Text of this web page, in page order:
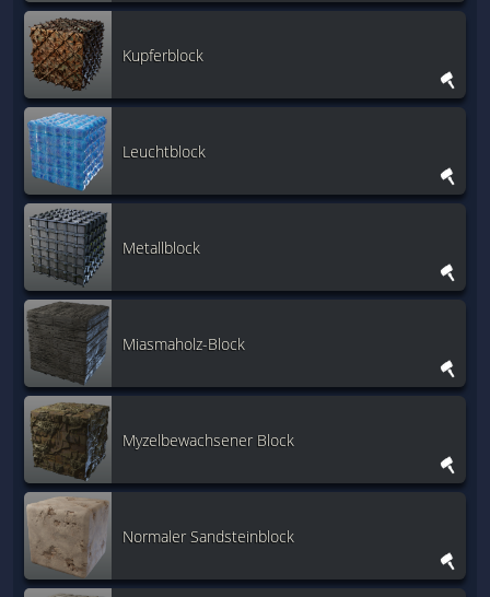
Kupferblock
Leuchtblock
Metallblock
Miasmaholz-Block
Myzelbewachsener Block
Normaler Sandsteinblock